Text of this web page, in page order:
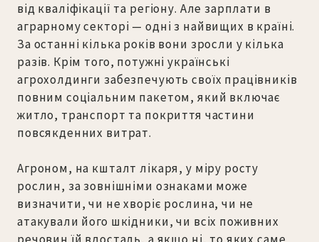
від кваліфікації та регіону. Але зарплати в
аграрному секторі — одні з найвищих в країні.
За останні кілька років вони зросли у кілька
разів. Крім того, потужні українські
агрохолдинги забезпечують своїх працівників
повним соціальним пакетом, який включає
житло, транспорт та покриття частини
повсякденних витрат.
Агроном, на кшталт лікаря, у міру росту
рослин, за зовнішніми ознаками може
визначити, чи не хворіє рослина, чи не
атакували його шкідники, чи всіх поживних